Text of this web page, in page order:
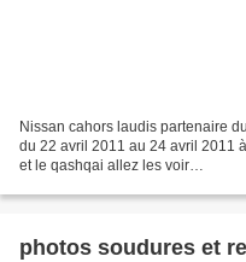
Nissan cahors laudis partenaire
du 22 avril 2011 au 24 avril 2011
et le qashqai allez les voir
photos soudures et